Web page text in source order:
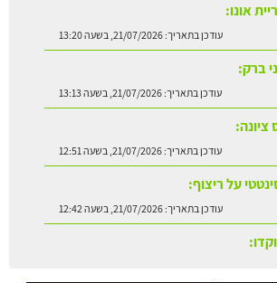
ברק:
21/07/2026, בשעה 13:13
ציונה:
21/07/2026, בשעה 12:51
על ריצוף:
21/07/2026, בשעה 12:42
21/07/2026, בשעה 13:24